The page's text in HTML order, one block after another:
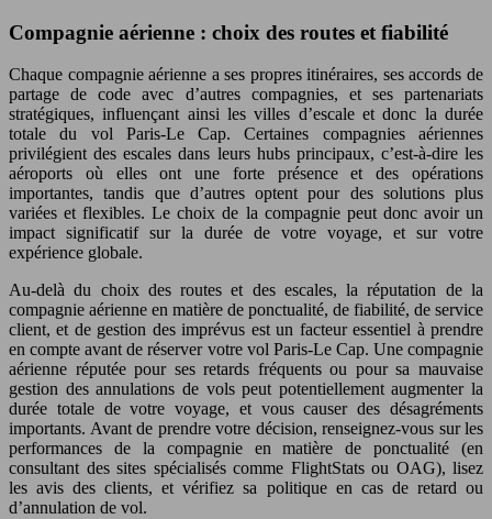
Compagnie aérienne : choix des routes et fiabilité
Chaque compagnie aérienne a ses propres itinéraires, ses accords de
partage de code avec d’autres compagnies, et ses partenariats
stratégiques, influençant ainsi les villes d’escale et donc la durée
totale du vol Paris-Le Cap. Certaines compagnies aériennes
privilégient des escales dans leurs hubs principaux, c’est-à-dire les
aéroports où elles ont une forte présence et des opérations
importantes, tandis que d’autres optent pour des solutions plus
variées et flexibles. Le choix de la compagnie peut donc avoir un
impact significatif sur la durée de votre voyage, et sur votre
expérience globale.
Au-delà du choix des routes et des escales, la réputation de la
compagnie aérienne en matière de ponctualité, de fiabilité, de service
client, et de gestion des imprévus est un facteur essentiel à prendre
en compte avant de réserver votre vol Paris-Le Cap. Une compagnie
aérienne réputée pour ses retards fréquents ou pour sa mauvaise
gestion des annulations de vols peut potentiellement augmenter la
durée totale de votre voyage, et vous causer des désagréments
importants. Avant de prendre votre décision, renseignez-vous sur les
performances de la compagnie en matière de ponctualité (en
consultant des sites spécialisés comme FlightStats ou OAG), lisez
les avis des clients, et vérifiez sa politique en cas de retard ou
d’annulation de vol.